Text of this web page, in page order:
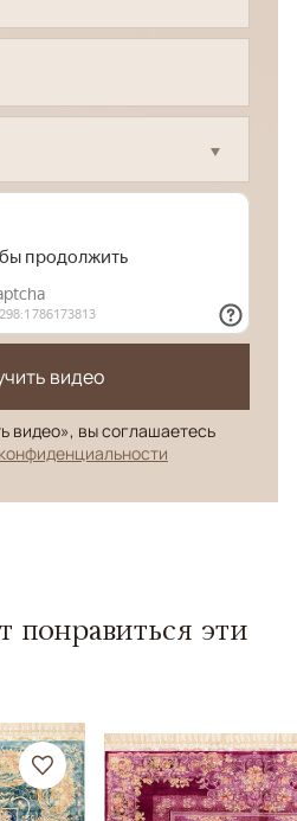
видео
видео», вы соглашаетесь
понравиться эти